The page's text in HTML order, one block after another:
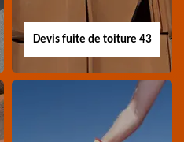
Devis fuite de toiture 43